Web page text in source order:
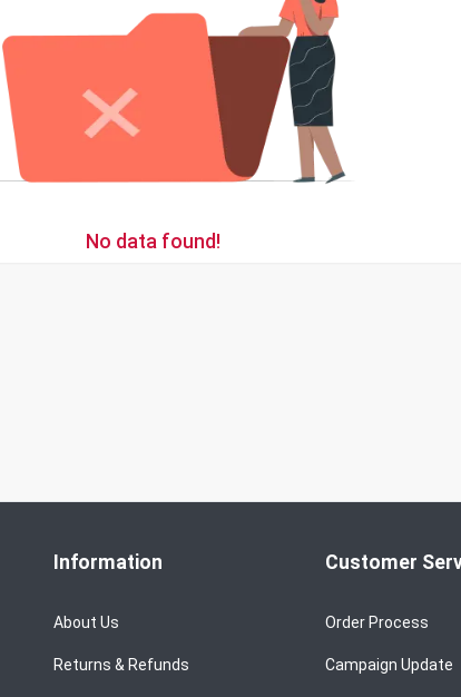
No data found!
Information
About Us
Returns & Refunds
Customer
Order Process
Campaign Update